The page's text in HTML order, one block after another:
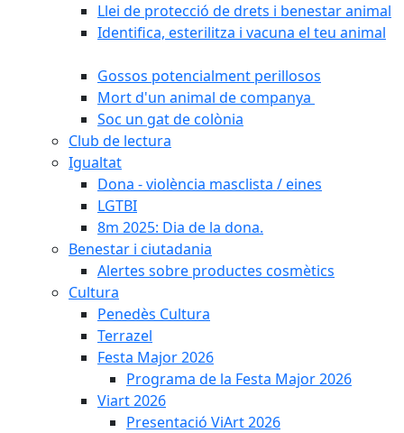
Llei de protecció de drets i benestar animal
Identifica, esterilitza i vacuna el teu animal
Gossos potencialment perillosos
Mort d'un animal de companya
Soc un gat de colònia
Club de lectura
Igualtat
Dona - violència masclista / eines
LGTBI
8m 2025: Dia de la dona.
Benestar i ciutadania
Alertes sobre productes cosmètics
Cultura
Penedès Cultura
Terrazel
Festa Major 2026
Programa de la Festa Major 2026
Viart 2026
Presentació ViArt 2026